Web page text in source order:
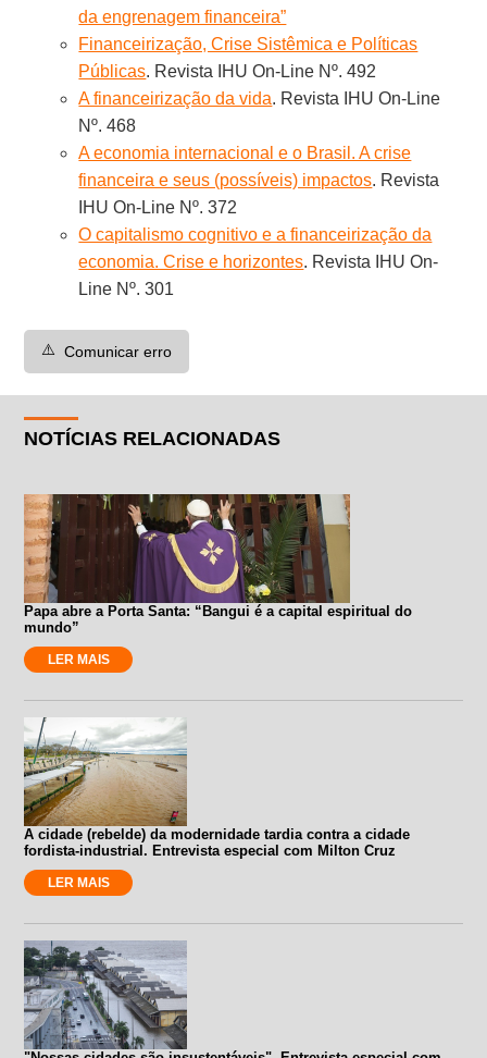
da engrenagem financeira”
Financeirização, Crise Sistêmica e Políticas
Públicas. Revista IHU On-Line Nº. 492
A financeirização da vida. Revista IHU On-Line
Nº. 468
A economia internacional e o Brasil. A crise
financeira e seus (possíveis) impactos. Revista
IHU On-Line Nº. 372
O capitalismo cognitivo e a financeirização da
economia. Crise e horizontes. Revista IHU On-
Line Nº. 301
⚠️ Comunicar erro
NOTÍCIAS RELACIONADAS
Papa abre a Porta Santa: “Bangui é a capital espiritual do
mundo”
LER MAIS
A cidade (rebelde) da modernidade tardia contra a cidade
fordista-industrial. Entrevista especial com Milton Cruz
LER MAIS